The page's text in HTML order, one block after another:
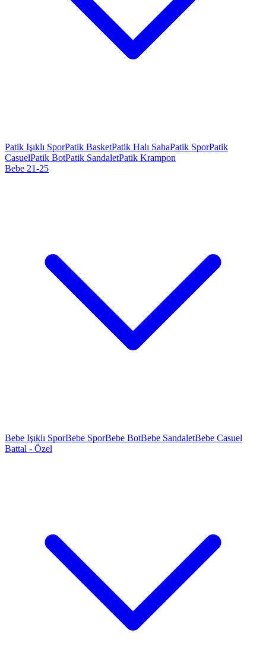
Patik Işıklı SporPatik BasketPatik Halı SahaPatik SporPatik
CasuelPatik BotPatik SandaletPatik Krampon
Bebe 21-25
Bebe Işıklı SporBebe SporBebe BotBebe SandaletBebe Casuel
Battal - Özel